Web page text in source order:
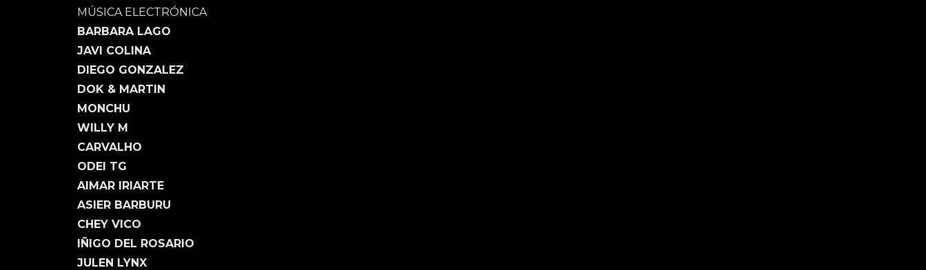
MÚSICA ELECTRÓNICA
BARBARA LAGO
JAVI COLINA
DIEGO GONZALEZ
DOK & MARTIN
MONCHU
WILLY M
CARVALHO
ODEI TG
AIMAR IRIARTE
ASIER BARBURU
CHEY VICO
IÑIGO DEL ROSARIO
JULEN LYNX